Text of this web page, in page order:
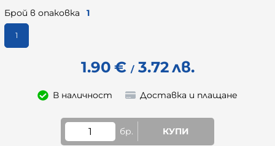
Брой в опаковка
1
1
1.90 € / 3.72лв.
В наличност Доставка и плащане
бр. КУПИ